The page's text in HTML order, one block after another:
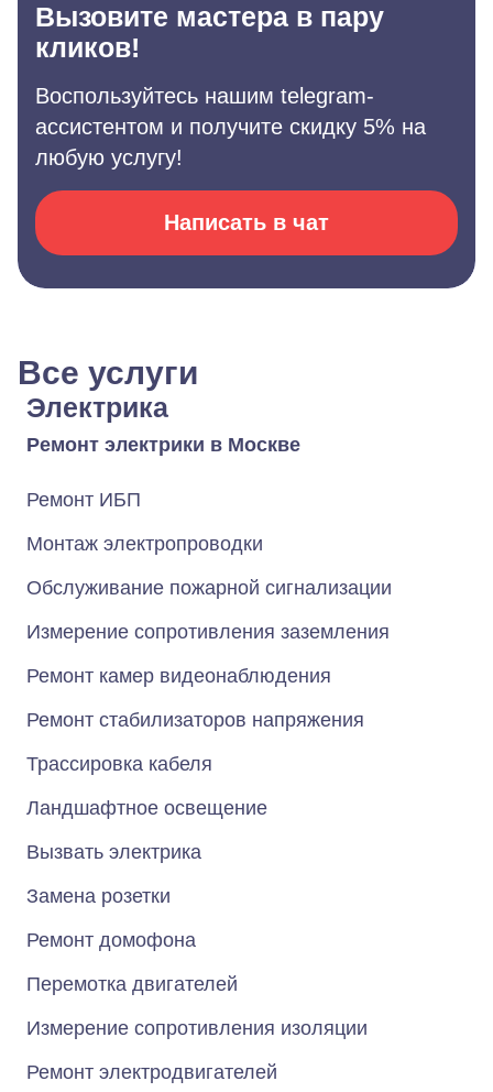
Вызовите мастера в пару
кликов!
Воспользуйтесь нашим telegram-
ассистентом и получите скидку 5% на
любую услугу!
Написать в чат
Все услуги
Электрика
Ремонт электрики в Москве
Ремонт ИБП
Монтаж электропроводки
Обслуживание пожарной сигнализации
Измерение сопротивления заземления
Ремонт камер видеонаблюдения
Ремонт стабилизаторов напряжения
Трассировка кабеля
Ландшафтное освещение
Вызвать электрика
Замена розетки
Ремонт домофона
Перемотка двигателей
Измерение сопротивления изоляции
Ремонт электродвигателей